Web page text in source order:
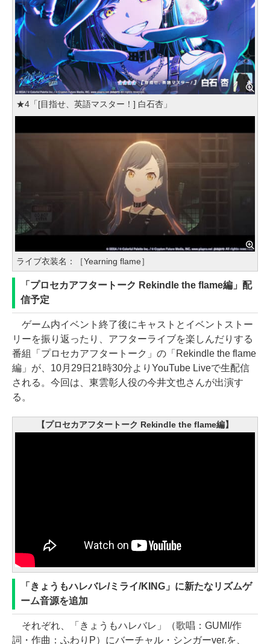
★4「[目指せ、英語マスター！] 白石杏」
ライブ衣装名：［Yearning flame］
「プロセカアフタートーク Rekindle the flame編」配
信予定
ゲーム内イベント終了後にキャストとイベントストー
リーを振り返ったり、アフターライブを楽しんだりする
番組「プロセカアフタートーク」の「Rekindle the flame
編」が、10月29日21時30分よりYouTube Liveで生配信
される。今回は、東雲彰人役の今井文也さんが出演す
る。
【プロセカアフタートーク Rekindle the flame編】
「きょうもハレバレ/ミライ/KING」に新たなリズムゲ
ーム音源を追加
それぞれ、「きょうもハレバレ」（歌唱：GUMI/作
詞・作曲：ふわりP）にバーチャル・シンガーver.を、